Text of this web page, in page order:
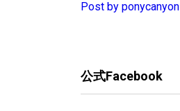
Post by ponycanyon
公式Facebook